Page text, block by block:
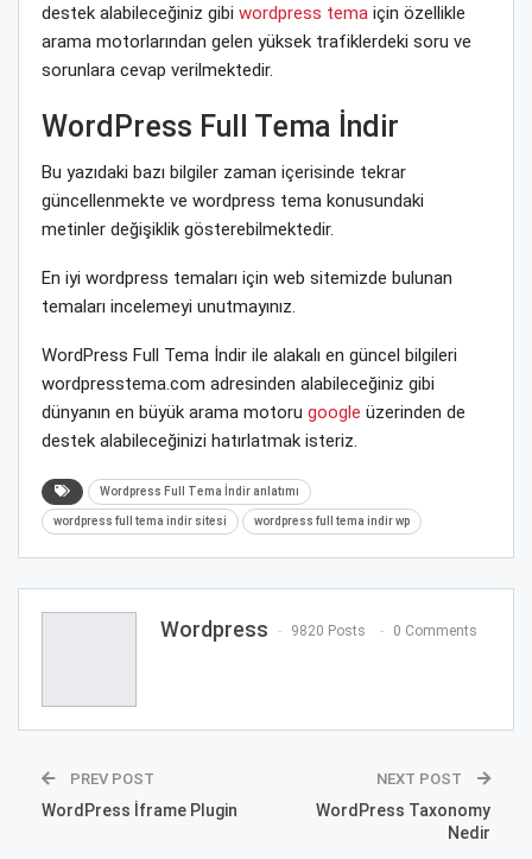
destek alabileceğiniz gibi wordpress tema için özellikle
arama motorlarından gelen yüksek trafiklerdeki soru ve
sorunlara cevap verilmektedir.
WordPress Full Tema İndir
Bu yazıdaki bazı bilgiler zaman içerisinde tekrar
güncellenmekte ve wordpress tema konusundaki
metinler değişiklik gösterebilmektedir.
En iyi wordpress temaları için web sitemizde bulunan
temaları incelemeyi unutmayınız.
WordPress Full Tema İndir ile alakalı en güncel bilgileri
wordpresstema.com adresinden alabileceğiniz gibi
dünyanın en büyük arama motoru google üzerinden de
destek alabileceğinizi hatırlatmak isteriz.
Wordpress Full Tema İndir anlatımı
wordpress full tema indir sitesi wordpress full tema indir wp
Wordpress 9820 Posts 0 Comments
PREV POST
WordPress İframe Plugin
NEXT POST
WordPress Taxonomy
Nedir